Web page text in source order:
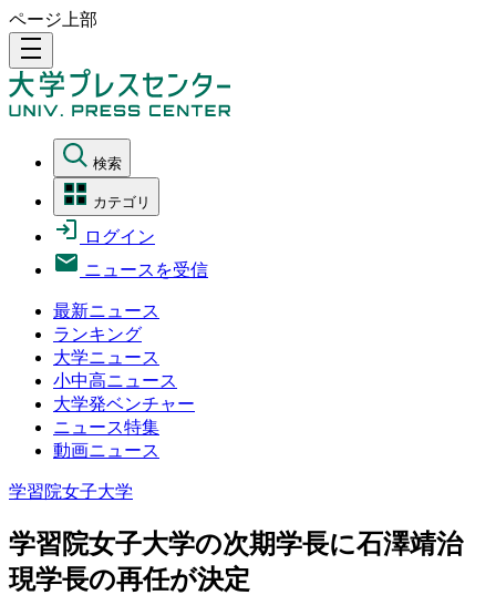
ページ上部
density_medium
検索
カテゴリ
ログイン
ニュースを受信
最新ニュース
ランキング
大学ニュース
小中高ニュース
大学発ベンチャー
ニュース特集
動画ニュース
学習院女子大学
学習院女子大学の次期学長に石澤靖治
現学長の再任が決定